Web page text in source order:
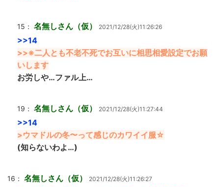
15： 名無しさん（仮） 2021/12/28(火)11:26:26
>>14
>>※二人とも不老不死でお互いに相思相愛設定でお願
いします
お労しや…ファル上…
19： 名無しさん（仮） 2021/12/28(火)11:27:44
>>14
>ウマドルの冬〜って感じのカワイイ服☆
(知らないわよ…)
16： 名無しさん（仮） 2021/12/28(火)11:26:27